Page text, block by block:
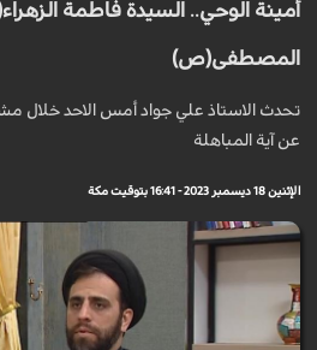
أمينة الوحي.. السيدة فاطمة
المصطفى(ص)
تحدث الاستاذ علي جواد أمس الاحد خلال
عن آية المباهلة
الإثنين 18 ديسمبر 2023 - 16:41 بتوقيت مكة